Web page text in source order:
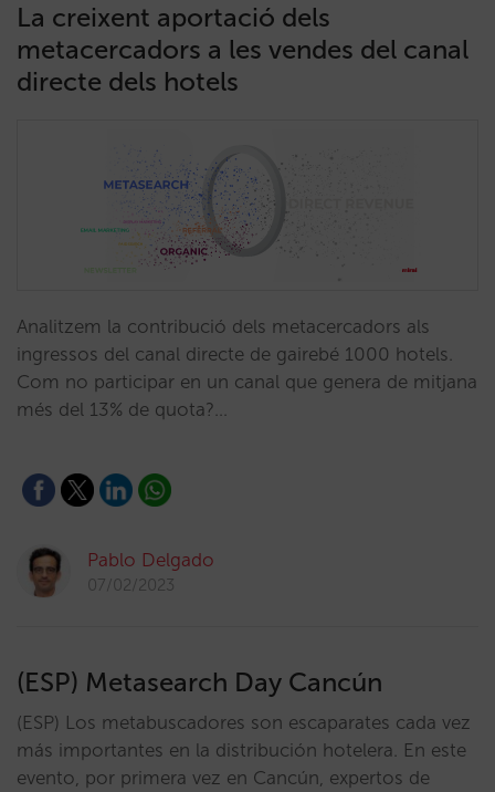
La creixent aportació dels
metacercadors a les vendes del canal
directe dels hotels
Analitzem la contribució dels metacercadors als
ingressos del canal directe de gairebé 1000 hotels.
Com no participar en un canal que genera de mitjana
més del 13% de quota?…
Pablo Delgado
07/02/2023
(ESP) Metasearch Day Cancún
(ESP) Los metabuscadores son escaparates cada vez
más importantes en la distribución hotelera. En este
evento, por primera vez en Cancún, expertos de